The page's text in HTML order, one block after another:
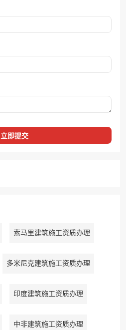
立即提交
索马里建筑施工资质办理
多米尼克建筑施工资质办理
印度建筑施工资质办理
中非建筑施工资质办理